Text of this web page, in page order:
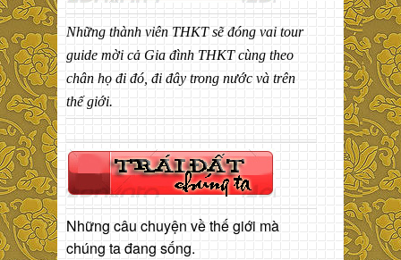
Những thành viên THKT sẽ đóng vai tour
guide mời cả Gia đình THKT cùng theo
chân họ đi đó, đi đây trong nước và trên
thế giới.
Những câu chuyện về thế giới mà
chúng ta đang sống.